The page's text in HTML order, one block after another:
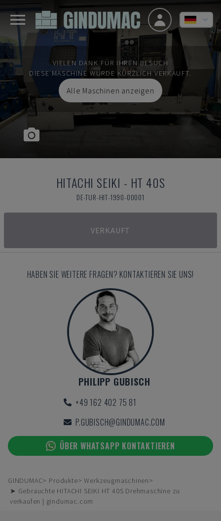
VIELEN DANK FÜR IHREN BESUCH
DIESE MASCHINE WURDE KÜRZLICH VERKAUFT.
Alle Maschinen anzeigen
HITACHI SEIKI - HT 40S
DE-TUR-HIT-1990-00001
VERKAUFT
HABEN SIE WEITERE FRAGEN? KONTAKTIEREN SIE UNS!
PHILIPP GUBISCH
+49 162 402 75 81
P.GUBISCH@GINDUMAC.COM
ÜBER WHATSAPP KONTAKTIEREN
GINDUMAC Produkte
Werkzeugmaschinen
➤ Gebrauchte HITACHI SEIKI HT 40S Drehmaschine zu
verkaufen | gindumac.com